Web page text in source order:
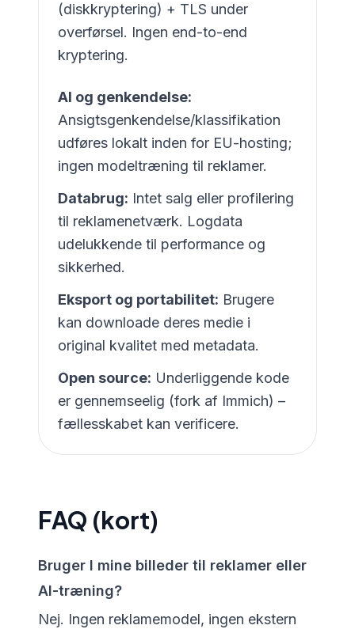
(diskkryptering) + TLS under
overførsel. Ingen end-to-end
kryptering.
AI og genkendelse:
Ansigtsgenkendelse/klassifikation
udføres lokalt inden for EU-hosting;
ingen modeltræning til reklamer.
Databrug: Intet salg eller profilering
til reklamenetværk. Logdata
udelukkende til performance og
sikkerhed.
Eksport og portabilitet: Brugere
kan downloade deres medie i
original kvalitet med metadata.
Open source: Underliggende kode
er gennemseelig (fork af Immich) –
fællesskabet kan verificere.
FAQ (kort)
Bruger I mine billeder til reklamer eller
AI-træning?
Nej. Ingen reklamemodel, ingen ekstern